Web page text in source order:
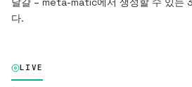
다.
LIVE